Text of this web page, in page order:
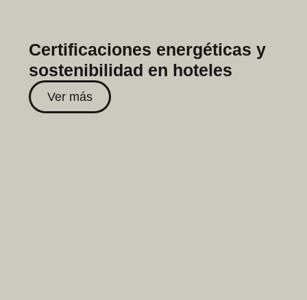
Certificaciones energéticas y
sostenibilidad en hoteles
Ver más